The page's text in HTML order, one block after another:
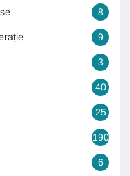
8
9
3
40
25
190
6